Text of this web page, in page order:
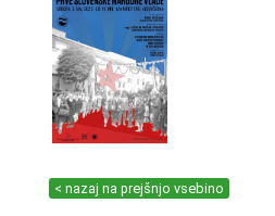
< nazaj na prejšnjo vsebino